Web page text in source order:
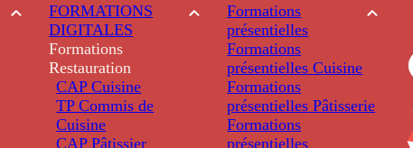
FORMATIONS
DIGITALES
Formations
Restauration
CAP Cuisine
TP Commis de
Cuisine
CAP Pâtissier
Formations
présentielles
Formations
présentielles Cuisine
Formations
présentielles Pâtisserie
Formations
présentielles